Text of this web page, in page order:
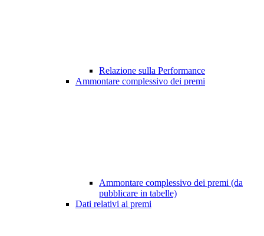
Relazione sulla Performance
Ammontare complessivo dei premi
Ammontare complessivo dei premi (da
pubblicare in tabelle)
Dati relativi ai premi